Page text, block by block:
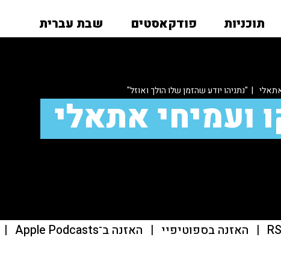
תוכניות פודקאסטים שבת עברית
| "נתניהו יודע שהזמן שלו הולך ואוזל"
ועמיחי אתאלי
| האזנה בספוטיפיי | האזנה ב־Apple Podcasts |